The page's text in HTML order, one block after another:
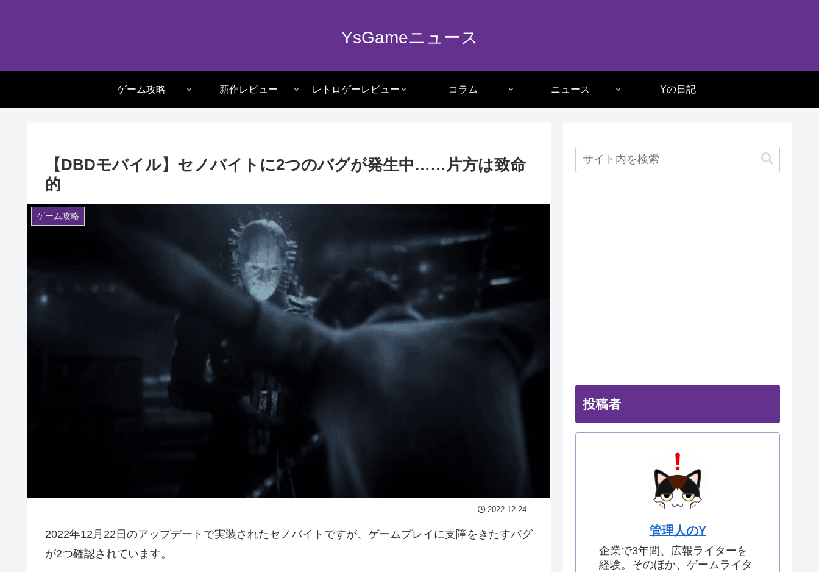
YsGameニュース
ゲーム攻略 新作レビュー レトロゲーレビュー コラム ニュース Yの日記
【DBDモバイル】セノバイトに2つのバグが発生中……片方は致命
的
ゲーム攻略
2022.12.24
2022年12月22日のアップデートで実装されたセノバイトですが、ゲームプレイに支障をきたすバグ
が2つ確認されています。
投稿者
管理人のY
企業で3年間、広報ライターを
経験。そのほか、ゲームライタ